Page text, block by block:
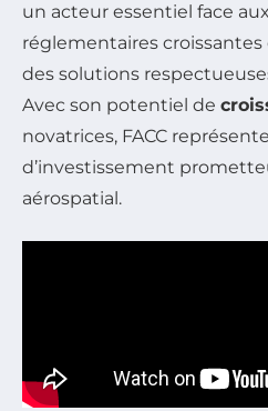
un acteur essentiel face
réglementaires
des solutions
Avec son potentiel de
novatrices, FACC
d’investissement
aérospatial.